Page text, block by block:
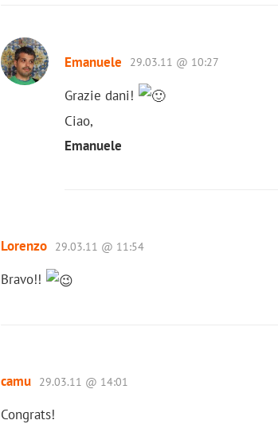
Emanuele 29.03.11 @ 10:27
Grazie dani!
Ciao,
Emanuele
Lorenzo 29.03.11 @ 11:54
Bravo!!
camu 29.03.11 @ 14:01
Congrats!